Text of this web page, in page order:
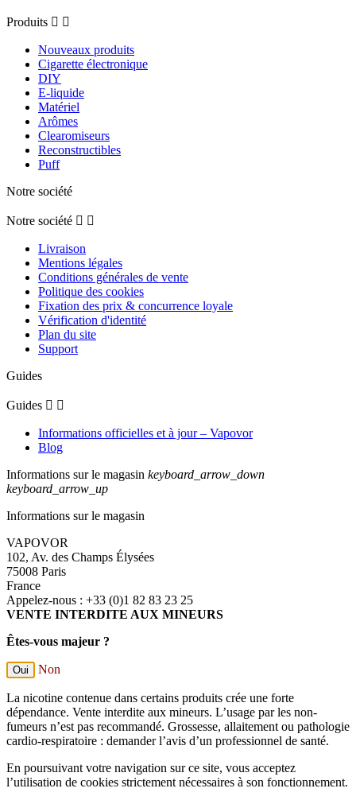
Produits  
Nouveaux produits
Cigarette électronique
DIY
E-liquide
Matériel
Arômes
Clearomiseurs
Reconstructibles
Puff
Notre société
Notre société  
Livraison
Mentions légales
Conditions générales de vente
Politique des cookies
Fixation des prix & concurrence loyale
Vérification d'identité
Plan du site
Support
Guides
Guides  
Informations officielles et à jour – Vapovor
Blog
Informations sur le magasin keyboard_arrow_down
keyboard_arrow_up
Informations sur le magasin
VAPOVOR
102, Av. des Champs Élysées
75008 Paris
France
Appelez-nous : +33 (0)1 82 83 23 25
VENTE INTERDITE AUX MINEURS
Êtes-vous majeur ?
Oui Non
La nicotine contenue dans certains produits crée une forte
dépendance. Vente interdite aux mineurs. L’usage par les non-
fumeurs n’est pas recommandé. Grossesse, allaitement ou pathologie
cardio-respiratoire : demander l’avis d’un professionnel de santé.
En poursuivant votre navigation sur ce site, vous acceptez
l’utilisation de cookies strictement nécessaires à son fonctionnement.